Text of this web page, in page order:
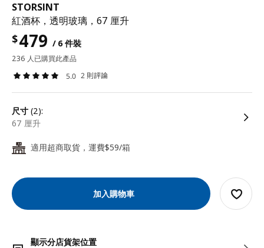
STORSINT
紅酒杯，透明玻璃，67 厘升
$479 / 6 件裝
236 人已購買此產品
5.0 2 則評論
尺寸 (2):
67 厘升
24 適用超商取貨，運費$59/箱
加入購物車
顯示分店貨架位置